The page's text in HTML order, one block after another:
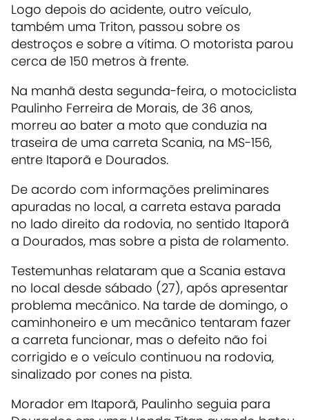
Logo depois do acidente, outro veículo,
também uma Triton, passou sobre os
destroços e sobre a vítima. O motorista parou
cerca de 150 metros à frente.
Na manhã desta segunda-feira, o motociclista
Paulinho Ferreira de Morais, de 36 anos,
morreu ao bater a moto que conduzia na
traseira de uma carreta Scania, na MS-156,
entre Itaporã e Dourados.
De acordo com informações preliminares
apuradas no local, a carreta estava parada
no lado direito da rodovia, no sentido Itaporã
a Dourados, mas sobre a pista de rolamento.
Testemunhas relataram que a Scania estava
no local desde sábado (27), após apresentar
problema mecânico. Na tarde de domingo, o
caminhoneiro e um mecânico tentaram fazer
a carreta funcionar, mas o defeito não foi
corrigido e o veículo continuou na rodovia,
sinalizado por cones na pista.
Morador em Itaporã, Paulinho seguia para